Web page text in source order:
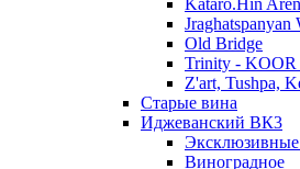
Kataro.Hin
Jraghatspanyan
Old Bridge
Trinity - KOOR
Z'art, Tushpa,
Старые вина
Иджеванский ВК3
Виноградное